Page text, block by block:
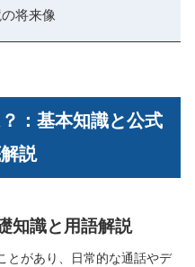
将来像
：基本知識と公式
説
知識と用語解説
とがあり、日常的な通話やデ